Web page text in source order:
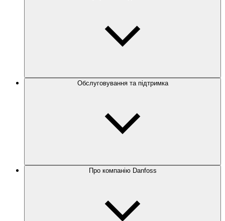
Обслуговування та підтримка
Про компанію Danfoss